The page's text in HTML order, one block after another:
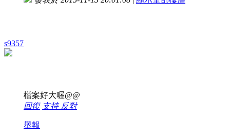
s9357
檔案好大喔@@
回復 支持 反對
舉報